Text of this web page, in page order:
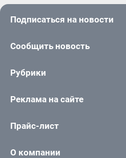
Подписаться на новости
Сообщить новость
Рубрики
Реклама на сайте
Прайс-лист
О компании